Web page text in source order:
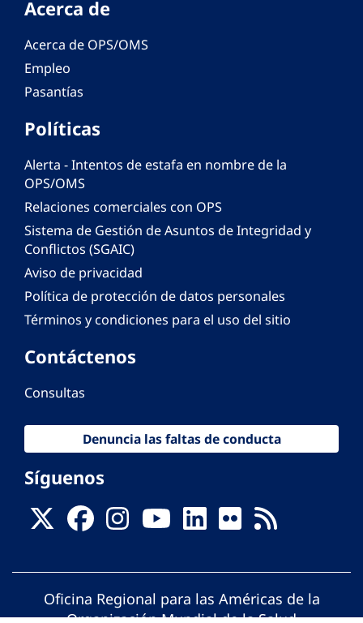
Acerca de
Acerca de OPS/OMS
Empleo
Pasantías
Políticas
Alerta - Intentos de estafa en nombre de la
OPS/OMS
Relaciones comerciales con OPS
Sistema de Gestión de Asuntos de Integridad y
Conflictos (SGAIC)
Aviso de privacidad
Política de protección de datos personales
Términos y condiciones para el uso del sitio
Contáctenos
Consultas
Denuncia las faltas de conducta
Síguenos
Oficina Regional para las Américas de la